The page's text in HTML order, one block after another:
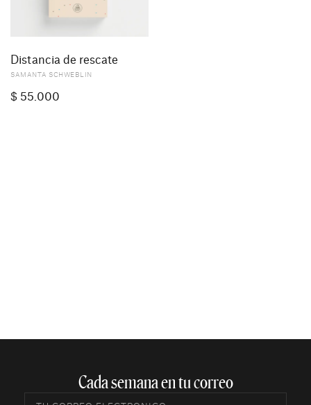
Distancia de rescate
SAMANTA SCHWEBLIN
$ 55.000
Cada semana en tu correo​